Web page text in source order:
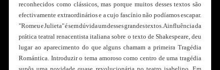
reconhecidos como clássicos, mas porque muitos desses textos são
efectivamente extraordinários e a cujo fascínio não podíamos escapar.
"Romeu e Julieta" é sem dúvida um desses grandes textos. A influência da
prática teatral renacentista italiana sobre o texto de Shakespeare, deu
lugar ao aparecimento do que alguns chamam a primeira Tragédia
Romántica. Introduzir o tema amoroso como centro de uma tragédia